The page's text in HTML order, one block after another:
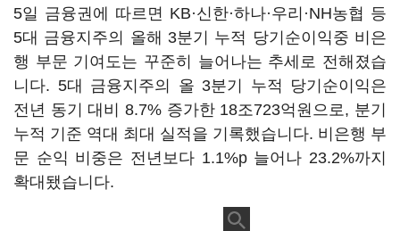
5일 금융권에 따르면 KB·신한·하나·우리·NH농협 등
5대 금융지주의 올해 3분기 누적 당기순이익중 비은
행 부문 기여도는 꾸준히 늘어나는 추세로 전해졌습
니다. 5대 금융지주의 올 3분기 누적 당기순이익은
전년 동기 대비 8.7% 증가한 18조723억원으로, 분기
누적 기준 역대 최대 실적을 기록했습니다. 비은행 부
문 순익 비중은 전년보다 1.1%p 늘어나 23.2%까지
확대됐습니다.